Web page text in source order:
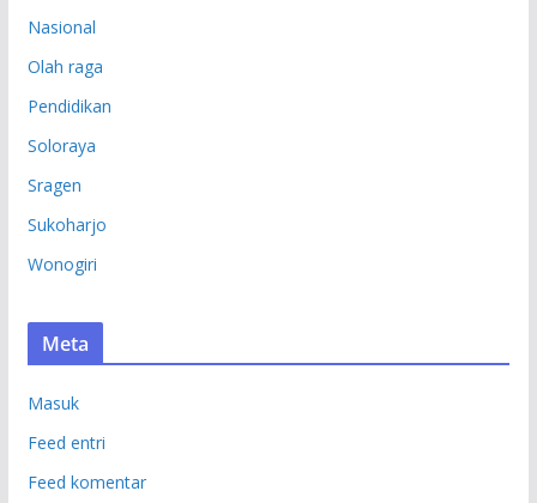
Nasional
Olah raga
Pendidikan
Soloraya
Sragen
Sukoharjo
Wonogiri
Meta
Masuk
Feed entri
Feed komentar